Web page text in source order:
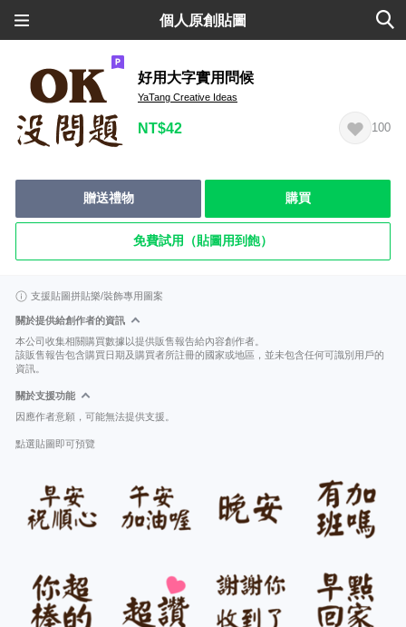
個人原創貼圖
好用大字實用問候
YaTang Creative Ideas
NT$42 100
贈送禮物 購買
免費試用（貼圖用到飽）
支援貼圖拼貼樂/裝飾專用圖案
關於提供給創作者的資訊
本公司收集相關購買數據以提供販售報告給內容創作者。
該販售報告包含購買日期及購買者所註冊的國家或地區，並未包含任何可識別用戶的
資訊。
關於支援功能
因應作者意願，可能無法提供支援。
點選貼圖即可預覽